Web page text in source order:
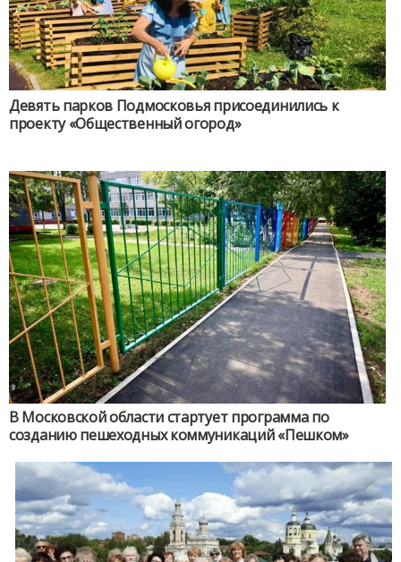
Девять парков Подмосковья присоединились к
проекту «Общественный огород»
В Московской области стартует программа по
созданию пешеходных коммуникаций «Пешком»